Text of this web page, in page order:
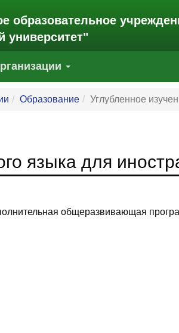
образовательное
университет"
Образование Углубленное
языка для
общеразвивающая